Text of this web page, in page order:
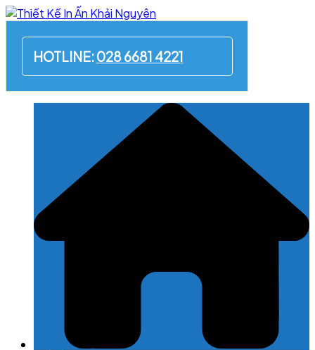
Skip
content
HOTLINE:028 6681 4221